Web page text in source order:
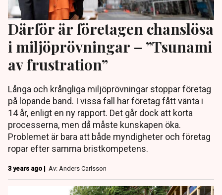
Därför är företagen chanslösa
i miljöprövningar – ”Tsunami
av frustration”
Långa och krångliga miljöprövningar stoppar företag
på löpande band. I vissa fall har företag fått vänta i
14 år, enligt en ny rapport. Det går dock att korta
processerna, men då måste kunskapen öka.
Problemet är bara att både myndigheter och företag
ropar efter samma bristkompetens.
3 years ago | Av: Anders Carlsson